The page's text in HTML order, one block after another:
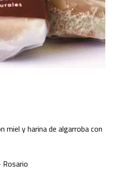
miel y harina de algarroba con